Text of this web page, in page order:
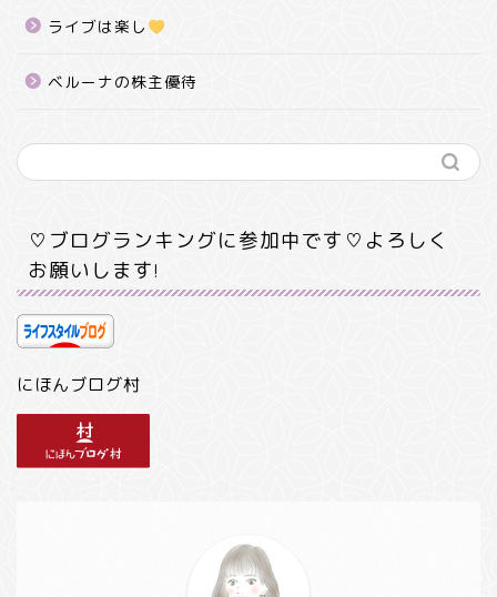
ライブは楽し
ベルーナの株主優待
♡ブログランキングに参加中です♡よろしく
お願いします!
にほんブログ村